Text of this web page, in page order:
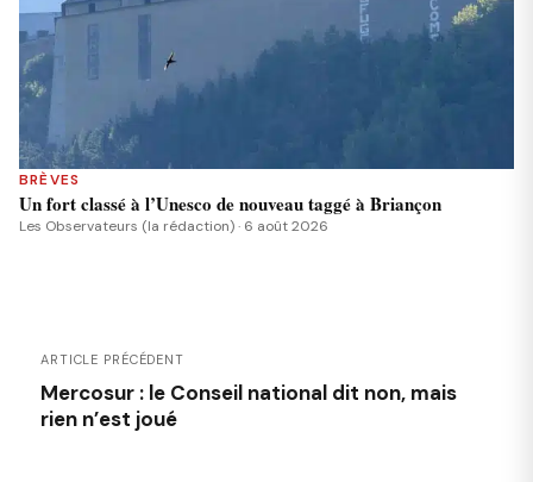
BRÈVES
Un fort classé à l’Unesco de nouveau taggé à Briançon
Les Observateurs (la rédaction) · 6 août 2026
ARTICLE PRÉCÉDENT
Mercosur : le Conseil national dit non, mais
rien n’est joué